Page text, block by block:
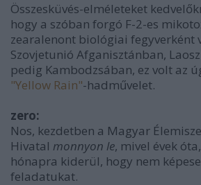
Összesküvés-elméleteket
hogy a szóban forgó F-2-es
zearalenont biológiai fegyverként
Szovjetunió Afganisztánban,
pedig Kambodzsában, ez volt az
"Yellow Rain"-hadművelet.
zero:
Nos, kezdetben a Magyar
Hivatal monnyon le, mivel évek
hónapra kiderül, hogy nem
feladatukat.